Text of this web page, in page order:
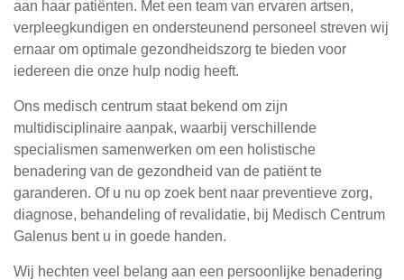
aan haar patiënten. Met een team van ervaren artsen,
verpleegkundigen en ondersteunend personeel streven wij
ernaar om optimale gezondheidszorg te bieden voor
iedereen die onze hulp nodig heeft.
Ons medisch centrum staat bekend om zijn
multidisciplinaire aanpak, waarbij verschillende
specialismen samenwerken om een holistische
benadering van de gezondheid van de patiënt te
garanderen. Of u nu op zoek bent naar preventieve zorg,
diagnose, behandeling of revalidatie, bij Medisch Centrum
Galenus bent u in goede handen.
Wij hechten veel belang aan een persoonlijke benadering